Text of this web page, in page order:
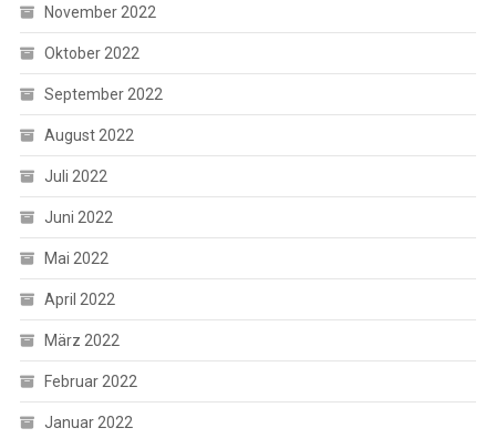
November 2022
Oktober 2022
September 2022
August 2022
Juli 2022
Juni 2022
Mai 2022
April 2022
März 2022
Februar 2022
Januar 2022